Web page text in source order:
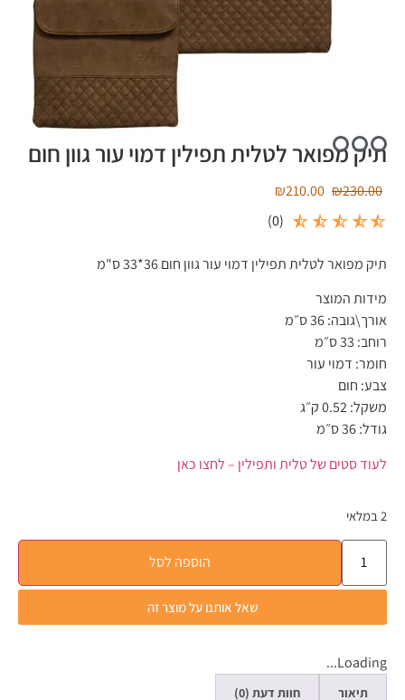
תיק מפואר לטלית תפילין דמוי עור גוון חום
₪230.00
₪210.00
(
0
)
תיק מפואר לטלית תפילין דמוי עור גוון חום 36*33 ס"מ
מידות המוצר
אורך\גובה: 36 ס״מ
רוחב: 33 ס״מ
חומר: דמוי עור
צבע: חום
משקל: 0.52 ק״ג
גודל: 36 ס״מ
לעוד סטים של טלית ותפילין – לחצו כאן
2 במלאי
הוספה לסל
שאל אותנו על מוצר זה
Loading...
תיאור חוות דעת (0)